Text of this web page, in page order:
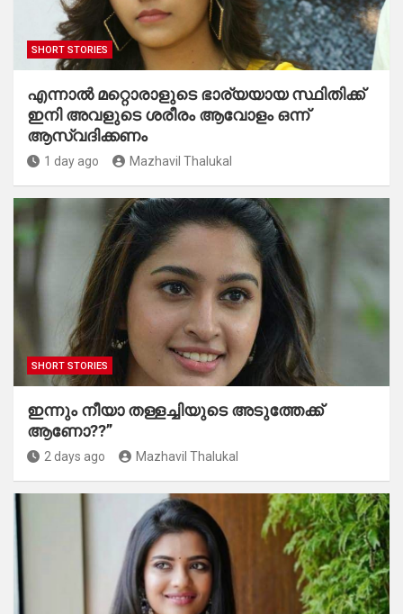
SHORT STORIES
എന്നാൽ മറ്റൊരാളുടെ ഭാര്യയായ സ്ഥിതിക്ക്
ഇനി അവളുടെ ശരീരം ആവോളം ഒന്ന്
ആസ്വദിക്കണം
1 day ago Mazhavil Thalukal
SHORT STORIES
ഇന്നും നീയാ തള്ളച്ചിയുടെ അടുത്തേക്ക്
ആണോ??”
2 days ago Mazhavil Thalukal